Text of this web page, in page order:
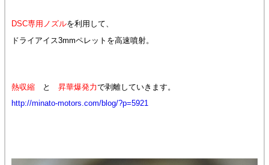
DSC専用ノズルを利用して、
ドライアイス3mmペレットを高速噴射。
熱収縮と 昇華爆発力で剥離していきます。
http://minato-motors.com/blog/?p=5921